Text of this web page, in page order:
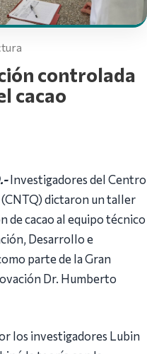
controlada
cacao
Investigadores del Centro
dictaron un taller
de cacao al equipo técnico
Desarrollo e
parte de la Gran
Dr. Humberto
los investigadores Lubin